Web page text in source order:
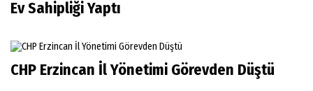
Ev Sahipliği Yaptı
CHP Erzincan İl Yönetimi Görevden Düştü